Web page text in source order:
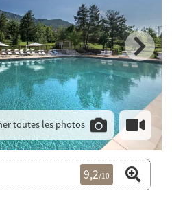
toutes les photos
9,2/10